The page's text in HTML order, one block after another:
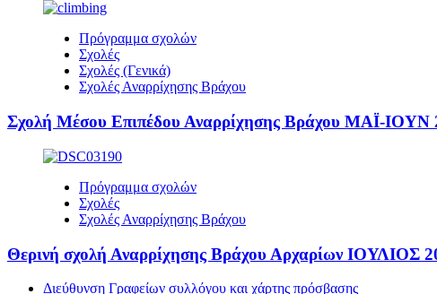
Πρόγραμμα σχολών
Σχολές
Σχολές (Γενικά)
Σχολές Αναρρίχησης Βράχου
Σχολή Μέσου Επιπέδου Αναρρίχησης Βράχου ΜΑΪ-ΙΟΥΝ
Πρόγραμμα σχολών
Σχολές
Σχολές Αναρρίχησης Βράχου
Θερινή σχολή Αναρρίχησης Βράχου Αρχαρίων ΙΟΥΛΙΟΣ
Διεύθυνση Γραφείων συλλόγου και χάρτης πρόσβασης